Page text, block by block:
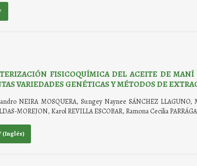
FISICOQUÍMICA DEL ACEITE DE
VARIEDADES GENÉTICAS Y MÉTODOS DE
NEIRA MOSQUERA, Sungey Naynee SÁNCHEZ LLAGUNO,
MOREJON, Karol REVILLA ESCOBAR, Ramona Cecilia
(Inglés)